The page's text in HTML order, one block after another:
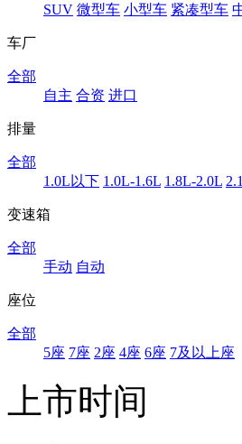
SUV 微型车 小型车 紧凑型车
车厂
全部
自主 合资 进口
排量
全部
1.0L以下 1.0L-1.6L 1.8L-2.0L
变速箱
全部
手动 自动
座位
全部
5座 7座 2座 4座 6座 7及以上座
上市时间